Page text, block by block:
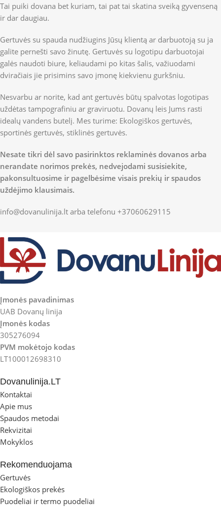
Tai puiki dovana bet kuriam, tai pat tai skatina sveiką gyvenseną
ir dar daugiau.
Gertuvės su spauda nudžiugins Jūsų klientą ar darbuotoją su ja
galite pernešti savo žinutę. Gertuvės su logotipu darbuotojai
galės naudoti biure, keliaudami po kitas šalis, važiuodami
dviračiais jie prisimins savo įmonę kiekvienu gurkšniu.
Nesvarbu ar norite, kad ant gertuvės būtų spalvotas logotipas
uždėtas tampografiniu ar graviruotu. Dovanų leis Jums rasti
idealų vandens butelį. Mes turime: Ekologiškos gertuvės,
sportinės gertuvės, stiklinės gertuvės.
Nesate tikri dėl savo pasirinktos reklaminės dovanos arba
nerandate norimos prekės, nedvejodami susisiekite,
pakonsultuosime ir pagelbėsime visais prekių ir spaudos
uždėjimo klausimais.
info@dovanulinija.lt arba telefonu +37060629115
Įmonės pavadinimas
UAB Dovanų linija
Įmonės kodas
305276094
PVM mokėtojo kodas
LT100012698310
Dovanulinija.LT
Kontaktai
Apie mus
Spaudos metodai
Rekvizitai
Mokyklos
Rekomenduojama
Gertuvės
Ekologiškos prekės
Puodeliai ir termo puodeliai